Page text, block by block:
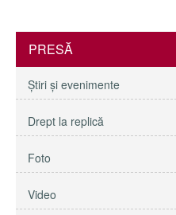
PRESĂ
Ştiri şi evenimente
Drept la replică
Foto
Video